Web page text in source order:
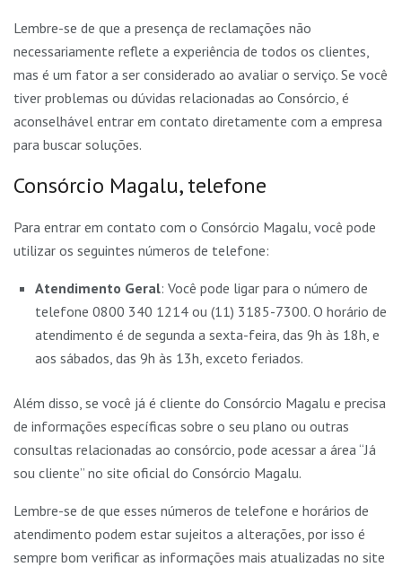
Lembre-se de que a presença de reclamações não
necessariamente reflete a experiência de todos os clientes,
mas é um fator a ser considerado ao avaliar o serviço. Se você
tiver problemas ou dúvidas relacionadas ao Consórcio, é
aconselhável entrar em contato diretamente com a empresa
para buscar soluções.
Consórcio Magalu, telefone
Para entrar em contato com o Consórcio Magalu, você pode
utilizar os seguintes números de telefone:
Atendimento Geral: Você pode ligar para o número de
telefone 0800 340 1214 ou (11) 3185-7300. O horário de
atendimento é de segunda a sexta-feira, das 9h às 18h, e
aos sábados, das 9h às 13h, exceto feriados.
Além disso, se você já é cliente do Consórcio Magalu e precisa
de informações específicas sobre o seu plano ou outras
consultas relacionadas ao consórcio, pode acessar a área “Já
sou cliente” no site oficial do Consórcio Magalu.
Lembre-se de que esses números de telefone e horários de
atendimento podem estar sujeitos a alterações, por isso é
sempre bom verificar as informações mais atualizadas no site